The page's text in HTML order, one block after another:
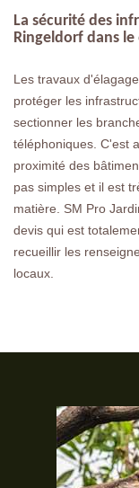
La sécurité des
Ringeldorf dans le
Les travaux
protéger les
sectionner les
téléphoniques. C'est
proximité des
pas simples et il est
matière. SM Pro
devis qui est
recueillir les
locaux.